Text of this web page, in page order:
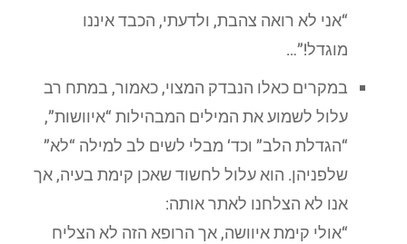
“אני לא רואה צהבת, ולדעתי, הכבד איננו
מוגדל!”…
במקרים כאלו הנבדק המצוי, כאמור, במתח רב
עלול לשמוע את המילים המבהילות “איוושות”,
“הגדלת הלב” וכד‘ מבלי לשים לב למילה “לא”
שלפניהן. הוא עלול לחשוד שאכן קימת בעיה, אך
אנו לא הצלחנו לאתר אותה:
“אולי קימת איוושה, אך הרופא הזה לא הצליח